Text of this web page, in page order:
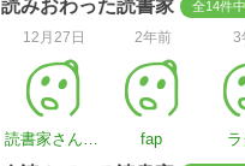
読みおわった読書家 全14件
12月27日
読書家さん#5gq8JM
2年前
fap
3